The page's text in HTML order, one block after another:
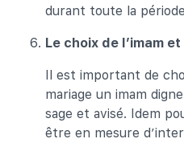
durant toute la
Le choix de l’imam
Il est important de
mariage un imam
sage et avisé. Idem
être en mesure